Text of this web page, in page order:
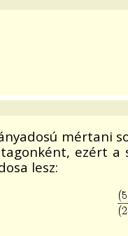
mértani
ezért
lesz: